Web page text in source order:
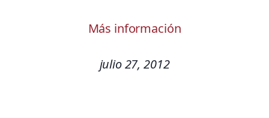
Más información
julio 27, 2012